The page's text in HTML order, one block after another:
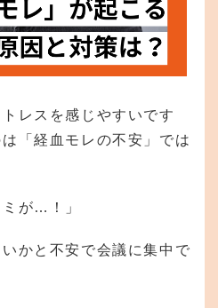
レスを感じやすいです
「経血モレの不安」では
ミが…！」
いかと不安で会議に集中で